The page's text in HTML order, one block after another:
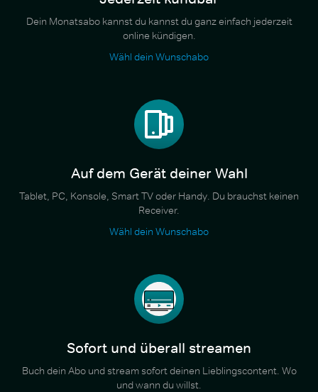
Dein Monatsabo kannst du kannst du ganz einfach jederzeit
online kündigen.
Wähl dein Wunschabo
Auf dem Gerät deiner Wahl
Tablet, PC, Konsole, Smart TV oder Handy. Du brauchst keinen
Receiver.
Wähl dein Wunschabo
Sofort und überall streamen
Buch dein Abo und stream sofort deinen Lieblingscontent. Wo
und wann du willst.